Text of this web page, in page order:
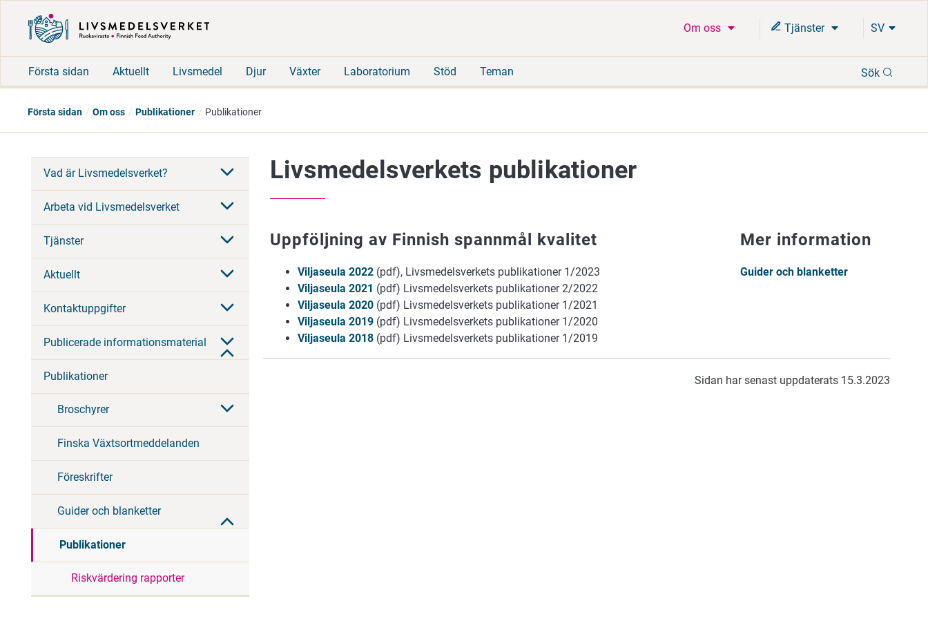
Om oss Tjänster SV
Första sidan Aktuellt Livsmedel Djur Växter Laboratorium Stöd Teman Sök
Första sidan Om oss Publikationer Publikationer
Vad är Livsmedelsverket?
Arbeta vid Livsmedelsverket
Tjänster
Aktuellt
Kontaktuppgifter
Publicerade informationsmaterial
Publikationer
Broschyrer
Finska Växtsortmeddelanden
Föreskrifter
Guider och blanketter
Publikationer
Riskvärdering rapporter
Livsmedelsverkets publikationer
Uppföljning av Finnish spannmål kvalitet
Viljaseula 2022 (pdf), Livsmedelsverkets publikationer 1/2023
Viljaseula 2021 (pdf) Livsmedelsverkets publikationer 2/2022
Viljaseula 2020 (pdf) Livsmedelsverkets publikationer 1/2021
Viljaseula 2019 (pdf) Livsmedelsverkets publikationer 1/2020
Viljaseula 2018 (pdf) Livsmedelsverkets publikationer 1/2019
Mer information
Guider och blanketter
Sidan har senast uppdaterats 15.3.2023